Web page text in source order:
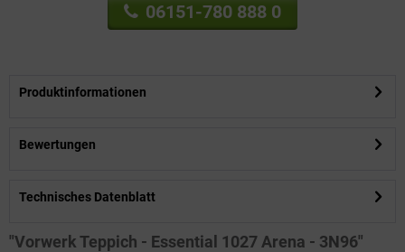
06151-780 888 0
Produktinformationen
Bewertungen
Technisches Datenblatt
"Vorwerk Teppich - Essential 1027 Arena - 3N96"